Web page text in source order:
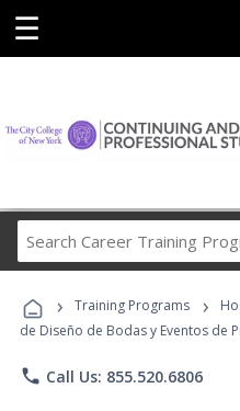
☰
› Training Programs ›
de Diseño de Bodas y Eventos de
phone Call Us: 855.520.6806